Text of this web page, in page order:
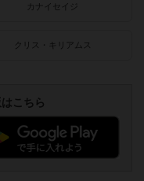
カナイセイジ
クリス・キリアムス
こちら